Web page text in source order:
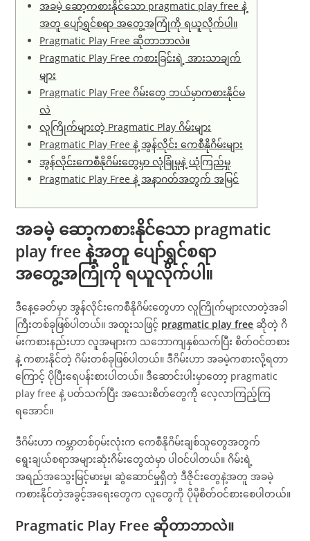
အခမဲ့ ဆော့ကစားနိုင်သော pragmatic play free နဲ့
အတူ ပျော်ရွှင်စရာ အတွေ့အကြုံကို ရယူလိုက်ပါ။
Pragmatic Play Free ဆိုတာဘာလဲ။
Pragmatic Play Free ကစားခြင်းရဲ့ အားသာချက်
များ
Pragmatic Play Free ဂိမ်းတွေ ဘယ်မှာကစားနိုင်မ
လဲ
လူကြိုက်များတဲ့ Pragmatic Play ဂိမ်းများ
Pragmatic Play Free နဲ့ အွန်လိုင်း ကေစီနိုဂိမ်းများ
အွန်လိုင်းကေစီနိုဂိမ်းတွေမှာ လုံခြုံမှုနဲ့ ယုံကြည်မှု
Pragmatic Play Free နဲ့ အနာဂတ်အတွက် အမြင်
အခမဲ့ ဆော့ကစားနိုင်သော pragmatic
play free နဲ့အတူ ပျော်ရွှင်စရာ
အတွေ့အကြုံကို ရယူလိုက်ပါ။
ဒီနေ့ခေတ်မှာ အွန်လိုင်းကေစီနိုဂိမ်းတွေဟာ လူကြိုက်များလာတဲ့အခါ
ကြီးတစ်ခုဖြစ်ပါတယ်။ အထူးသဖြင့် pragmatic play free ဆိုတဲ့ ဂိ
မ်းကစားနည်းဟာ လူအများက သဘောကျနှစ်သက်ပြီး စိတ်ဝင်တစား
နဲ့ ကစားနိုင်တဲ့ ဂိမ်းတစ်ခုဖြစ်ပါတယ်။ ဒီဂိမ်းဟာ အခမဲ့ကစားလို့ရတာ
ကြောင့် ပိုပြီးရေပန်းစားပါတယ်။ ဒီဆောင်းပါးမှာတော့ pragmatic
play free နဲ့ ပတ်သက်ပြီး အသေးစိတ်တွေကို လေ့လာကြည့်ကြ
ရအောင်။
ဒီဂိမ်းဟာ ကမ္ဘာတစ်ဝှမ်းလုံးက ကေစီနိုဂိမ်းချစ်သူတွေအတွက်
ရွေးချယ်စရာအများဆုံးဂိမ်းတွေထဲမှာ ပါဝင်ပါတယ်။ ဂိမ်းရဲ့
အရည်အသွေးမြင့်မားမှု၊ ဆွဲဆောင်မှုရှိတဲ့ ဒီဇိုင်းတွေနဲ့အတူ အခမဲ့
ကစားနိုင်တဲ့အခွင့်အရေးတွေက လူတွေကို ပိုမိုစိတ်ဝင်စားစေပါတယ်။
Pragmatic Play Free ဆိုတာဘာလဲ။